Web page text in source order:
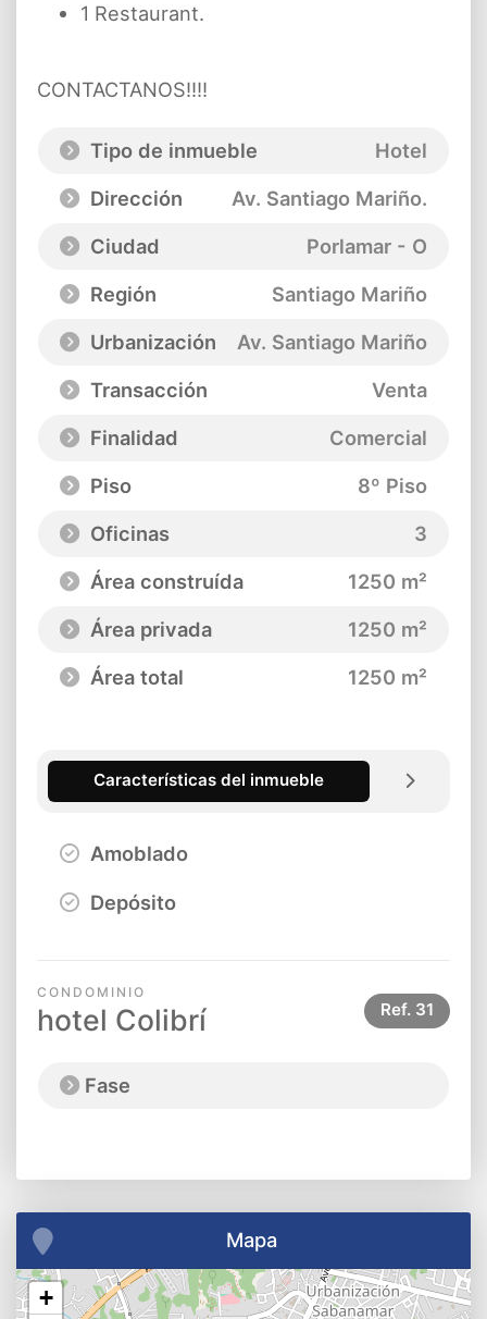
1 Restaurant.
CONTACTANOS!!!!
Tipo de inmueble
Hotel
Dirección
Av. Santiago Mariño.
Ciudad
Porlamar - O
Región
Santiago Mariño
Urbanización
Av. Santiago Mariño
Transacción
Venta
Finalidad
Comercial
Piso
8º Piso
Oficinas
3
Área construída
1250 m²
Área privada
1250 m²
Área total
1250 m²
Características del inmueble
Amoblado
Depósito
CONDOMINIO
hotel Colibrí Ref. 31
Fase
Mapa
+